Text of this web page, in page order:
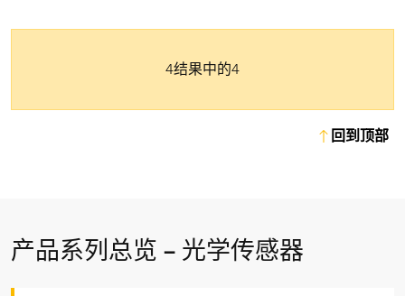
4结果中的4
回到顶部
产品系列总览 – 光学传感器